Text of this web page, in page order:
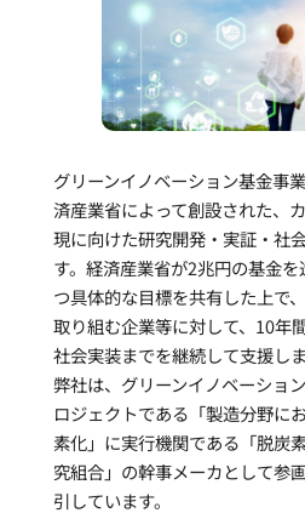
グリーンイノベーション基金事
済産業省によって創設された、
現に向けた研究開発・実証・社
す。経済産業省が2兆円の基金
つ具体的な目標を共有した上で
取り組む企業等に対して、10年
社会実装までを継続して支援しま
弊社は、グリーンイノベーショ
ロジェクトである「製造分野に
素化」に実行機関である「脱炭
究組合」の幹事メーカとして参
引しています。